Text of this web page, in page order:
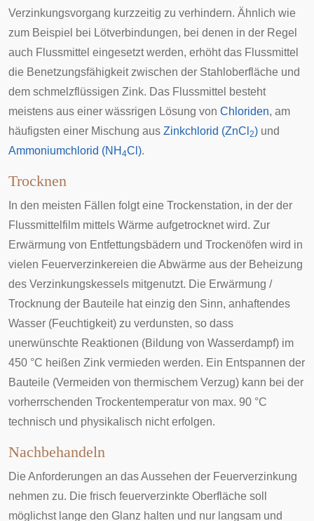
Verzinkungsvorgang kurzzeitig zu verhindern. Ähnlich wie
zum Beispiel bei Lötverbindungen, bei denen in der Regel
auch Flussmittel eingesetzt werden, erhöht das Flussmittel
die Benetzungsfähigkeit zwischen der Stahloberfläche und
dem schmelzflüssigen Zink. Das Flussmittel besteht
meistens aus einer wässrigen Lösung von Chloriden, am
häufigsten einer Mischung aus Zinkchlorid (ZnCl 2) und
Ammoniumchlorid (NH 4Cl).
Trocknen
In den meisten Fällen folgt eine Trockenstation, in der der
Flussmittelfilm mittels Wärme aufgetrocknet wird. Zur
Erwärmung von Entfettungsbädern und Trockenöfen wird in
vielen Feuerverzinkereien die Abwärme aus der Beheizung
des Verzinkungskessels mitgenutzt. Die Erwärmung /
Trocknung der Bauteile hat einzig den Sinn, anhaftendes
Wasser (Feuchtigkeit) zu verdunsten, so dass
unerwünschte Reaktionen (Bildung von Wasserdampf) im
450 °C heißen Zink vermieden werden. Ein Entspannen der
Bauteile (Vermeiden von thermischem Verzug) kann bei der
vorherrschenden Trockentemperatur von max. 90 °C
technisch und physikalisch nicht erfolgen.
Nachbehandeln
Die Anforderungen an das Aussehen der Feuerverzinkung
nehmen zu. Die frisch feuerverzinkte Oberfläche soll
möglichst lange den Glanz halten und nur langsam und